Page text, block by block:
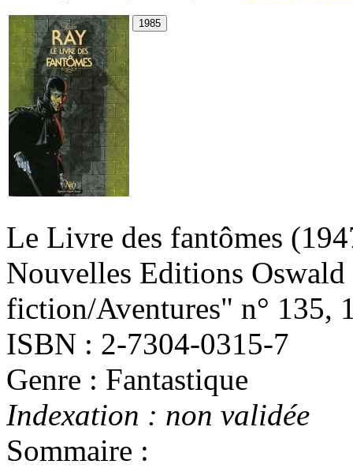
Le Livre des fantômes
Nouvelles Editions
fiction/Aventures" n° 135,
ISBN : 2-7304-0315-7
Genre : Fantastique
Indexation : non validée
Sommaire :